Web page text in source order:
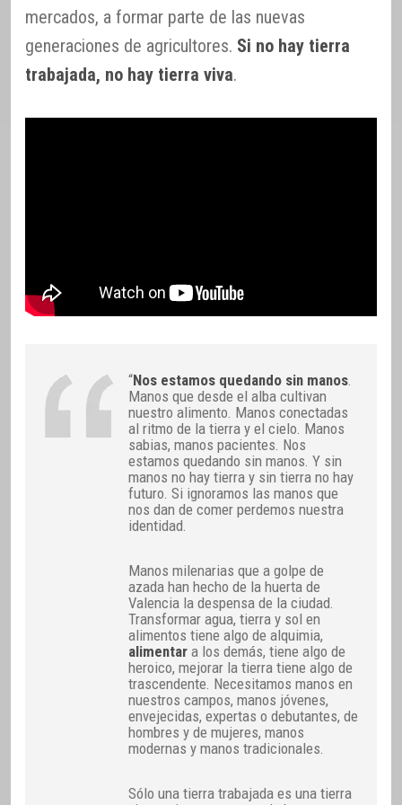
mercados, a formar parte de las nuevas
generaciones de agricultores. Si no hay tierra
trabajada, no hay tierra viva.
“Nos estamos quedando sin manos
Manos que desde el alba cultivan
nuestro alimento. Manos conectadas
al ritmo de la tierra y el cielo. Manos
sabias, manos pacientes. Nos
estamos quedando sin manos. Y sin
manos no hay tierra y sin tierra no hay
futuro. Si ignoramos las manos que
nos dan de comer perdemos nuestra
identidad.
Manos milenarias que a golpe de
azada han hecho de la huerta de
Valencia la despensa de la ciudad.
Transformar agua, tierra y sol en
alimentos tiene algo de alquimia,
alimentar a los demás, tiene algo de
heroico, mejorar la tierra tiene algo de
trascendente. Necesitamos manos en
nuestros campos, manos jóvenes,
envejecidas, expertas o debutantes, de
hombres y de mujeres, manos
modernas y manos tradicionales.
Sólo una tierra trabajada es una tierra